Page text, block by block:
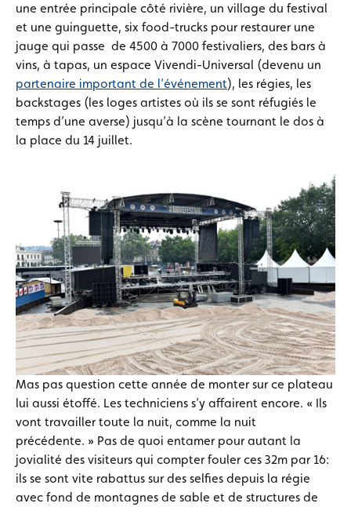
une entrée principale côté rivière, un village du festival
et une guinguette, six food-trucks pour restaurer une
jauge qui passe de 4500 à 7000 festivaliers, des bars à
vins, à tapas, un espace Vivendi-Universal (devenu un
partenaire important de l’événement), les régies, les
backstages (les loges artistes où ils se sont réfugiés le
temps d’une averse) jusqu’à la scène tournant le dos à
la place du 14 juillet.
Mas pas question cette année de monter sur ce plateau
lui aussi étoffé. Les techniciens s’y affairent encore. « Ils
vont travailler toute la nuit, comme la nuit
précédente. » Pas de quoi entamer pour autant la
jovialité des visiteurs qui compter fouler ces 32m par 16:
ils se sont vite rabattus sur des selfies depuis la régie
avec fond de montagnes de sable et de structures de